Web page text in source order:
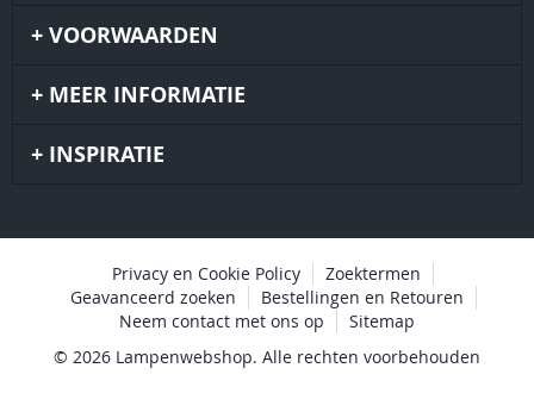
VOORWAARDEN
MEER INFORMATIE
INSPIRATIE
Privacy en Cookie Policy
Zoektermen
Geavanceerd zoeken
Bestellingen en Retouren
Neem contact met ons op
Sitemap
© 2026 Lampenwebshop. Alle rechten voorbehouden